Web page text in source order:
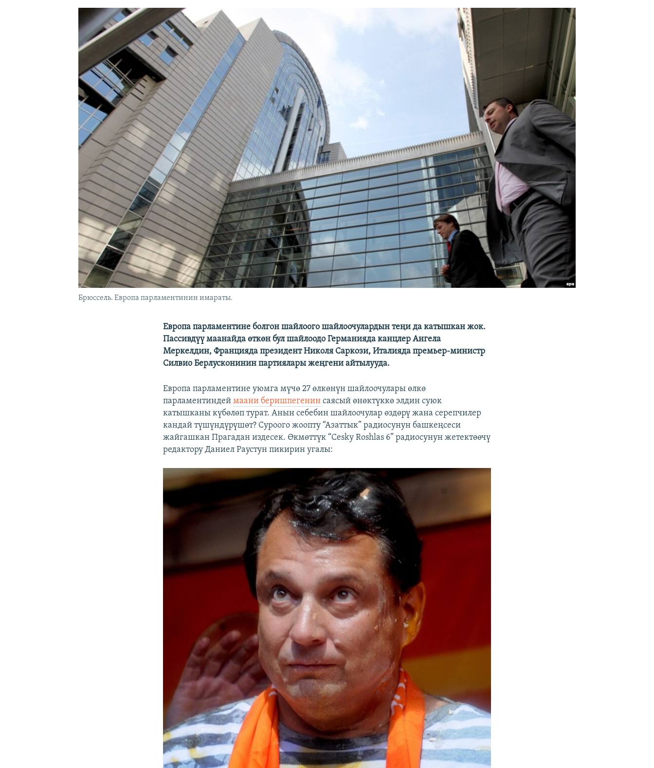
Брюссель. Европа парламентинин имараты.
Европа парламентине болгон шайлоого шайлоочулардын теңи да катышкан жок.
Пассивдүү маанайда өткөн бул шайлоодо Германияда канцлер Ангела
Меркелдин, Францияда президент Николя Саркози, Италияда премьер-министр
Силвио Берлусконинин партиялары жеңгени айтылууда.
Европа парламентине уюмга мүчө 27 өлкөнүн шайлоочулары өлкө
парламентиндеймаани беришпегенинсаясый өнөктүккө элдин суюк
катышканы күбөлөп турат. Анын себебин шайлоочулар өздөрү жана серепчилер
кандай түшүндүрүшөт? Суроого жоопту “Азаттык” радиосунун башкеңсеси
жайгашкан Прагадан издесек. Өкмөттүк “Cesky Roshlas 6” радиосунун жетектөөчү
редактору Даниел Раустун пикирин угалы: